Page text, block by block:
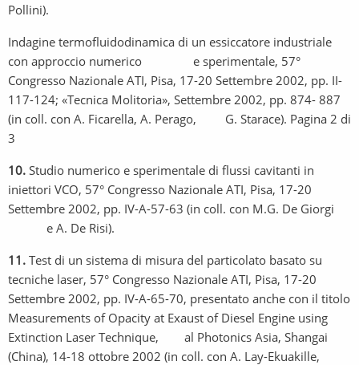
Pollini).
Indagine termofluidodinamica di un essiccatore industriale
con approccio numerico e sperimentale, 57°
Congresso Nazionale ATI, Pisa, 17-20 Settembre 2002, pp. II-
117-124; «Tecnica Molitoria», Settembre 2002, pp. 874- 887
(in coll. con A. Ficarella, A. Perago, G. Starace). Pagina 2 di
3
10. Studio numerico e sperimentale di flussi cavitanti in
iniettori VCO, 57° Congresso Nazionale ATI, Pisa, 17-20
Settembre 2002, pp. IV-A-57-63 (in coll. con M.G. De Giorgi
e A. De Risi).
11. Test di un sistema di misura del particolato basato su
tecniche laser, 57° Congresso Nazionale ATI, Pisa, 17-20
Settembre 2002, pp. IV-A-65-70, presentato anche con il titolo
Measurements of Opacity at Exaust of Diesel Engine using
Extinction Laser Technique, al Photonics Asia, Shangai
(China), 14-18 ottobre 2002 (in coll. con A. Lay-Ekuakille,